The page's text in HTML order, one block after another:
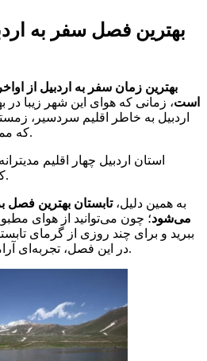
بهترین فصل سفر به
بهترین زمان سفر به اردبیل از
است، زمانی که هوای این شهر زیبا در
اردبیل به خاطر اقلیم سردسیر،
که ممکن است سفر را دشوار کند.
استان اردبیل چهار اقلیم
کوهستانی سرد و معتدل دارد.
به همین دلیل،تابستان بهترین
می‌شود؛ چون می‌توانید از هوای
ببرید و برای چند روزی از گرمای
در این فصل، تجربه‌ای آرامش‌بخش و دلپذیر خواهد بود.